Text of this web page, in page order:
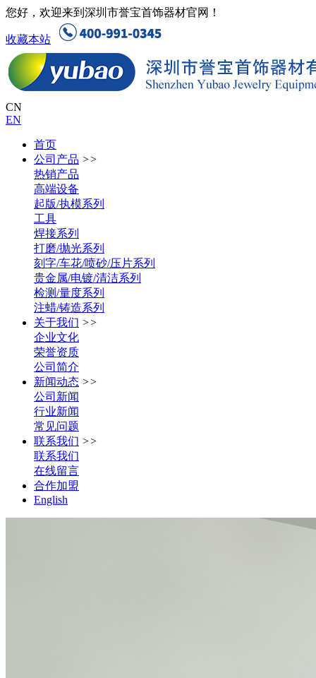
您好，欢迎来到深圳市誉宝首饰器材官网！
收藏本站
CN
EN
首页
公司产品 >>
热销产品
高端设备
起版/执模系列
工具
焊接系列
打磨/抛光系列
刻字/车花/喷砂/压片系列
贵金属/电镀/清洁系列
检测/量度系列
注蜡/铸造系列
关于我们 >>
企业文化
荣誉资质
公司简介
新闻动态 >>
公司新闻
行业新闻
常见问题
联系我们 >>
联系我们
在线留言
合作加盟
English